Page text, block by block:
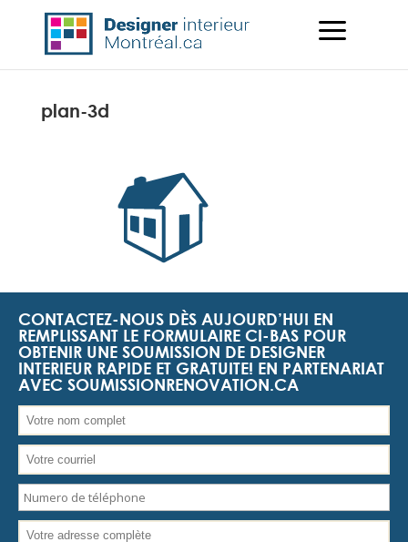
plan-3d
CONTACTEZ-NOUS DÈS AUJOURD’HUI EN
REMPLISSANT LE FORMULAIRE CI-BAS POUR
OBTENIR UNE SOUMISSION DE DESIGNER
INTERIEUR RAPIDE ET GRATUITE! EN PARTENARIAT
AVEC SOUMISSIONRENOVATION.CA